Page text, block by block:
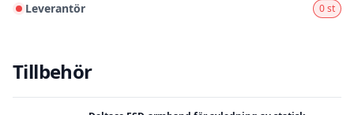
Leverantör 0 st
Tillbehör